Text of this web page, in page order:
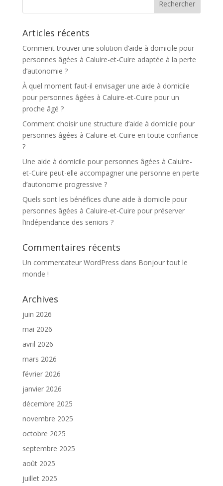
i
v
:
Articles récents
Comment trouver une solution d’aide à domicile pour
personnes âgées à Caluire-et-Cuire adaptée à la perte
d’autonomie ?
À quel moment faut-il envisager une aide à domicile
pour personnes âgées à Caluire-et-Cuire pour un
proche âgé ?
Comment choisir une structure d’aide à domicile pour
personnes âgées à Caluire-et-Cuire en toute confiance
?
Une aide à domicile pour personnes âgées à Caluire-
et-Cuire peut-elle accompagner une personne en perte
d’autonomie progressive ?
Quels sont les bénéfices d’une aide à domicile pour
personnes âgées à Caluire-et-Cuire pour préserver
l’indépendance des seniors ?
Commentaires récents
Un commentateur WordPress dans Bonjour tout le
monde !
Archives
juin 2026
mai 2026
avril 2026
mars 2026
février 2026
janvier 2026
décembre 2025
novembre 2025
octobre 2025
septembre 2025
août 2025
juillet 2025